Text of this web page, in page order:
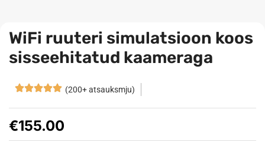
WiFi ruuteri simulatsioon koos
sisseehitatud kaameraga
(200+ atsauksmju)
€155.00